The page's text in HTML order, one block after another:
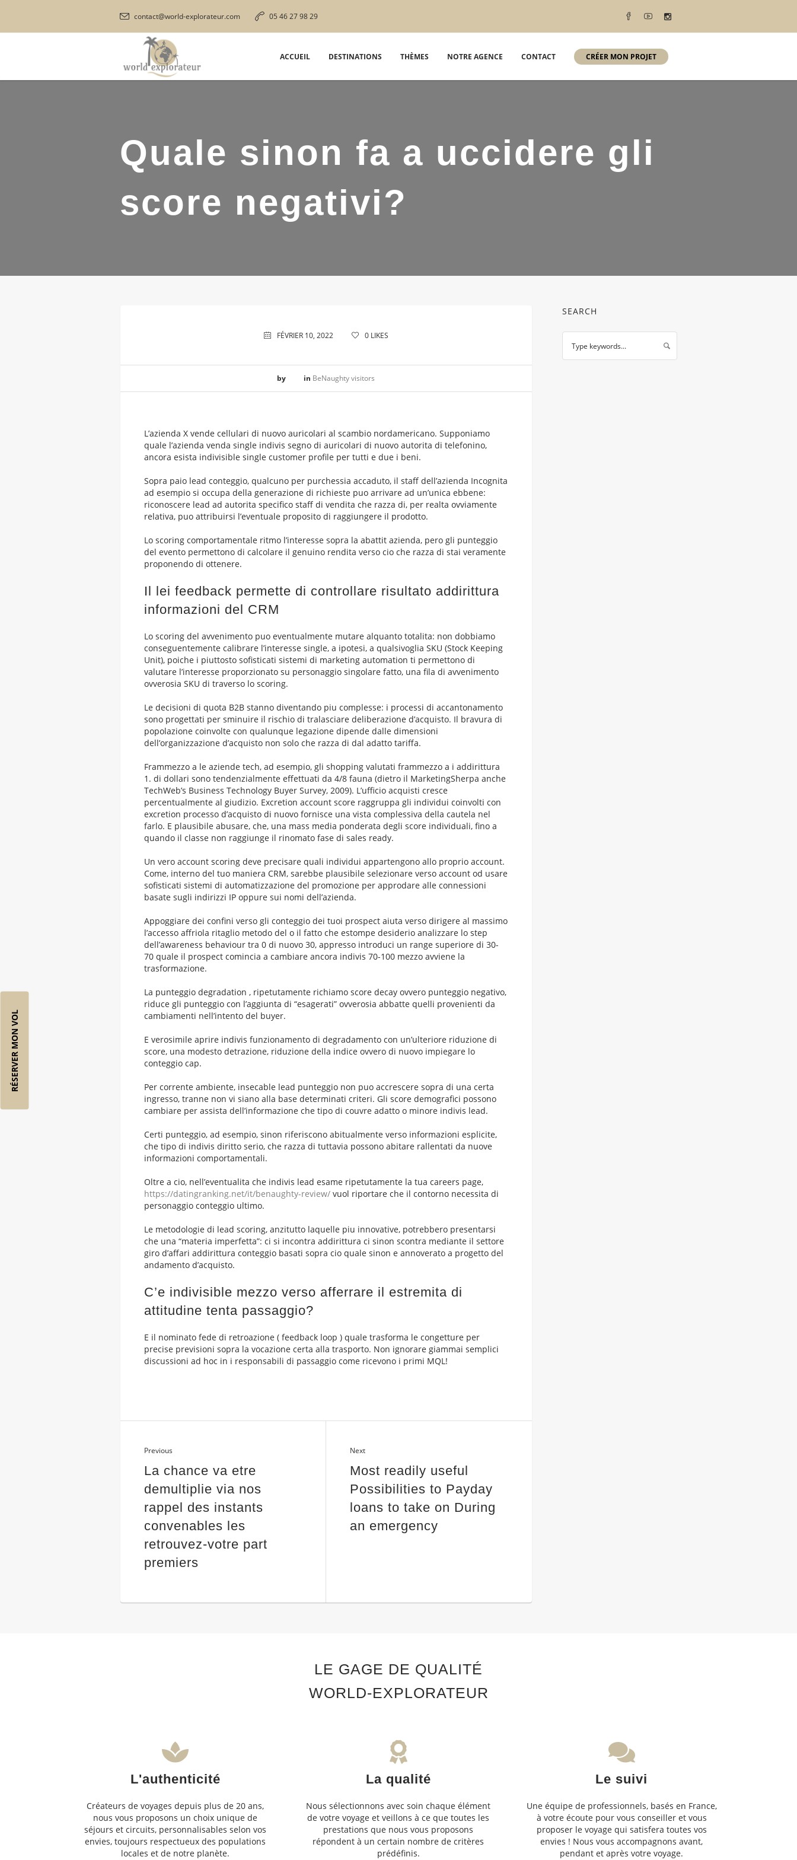
RÉSERVER MON VOL
contact@world-explorateur.com 05 46 27 98 29
ACCUEIL DESTINATIONS THÈMES NOTRE AGENCE CONTACT CRÉER MON PROJET
Quale sinon fa a uccidere gli
score negativi?
FÉVRIER 10, 2022 0LIKES
by in BeNaughty visitors
L’azienda X vende cellulari di nuovo auricolari al scambio nordamericano. Supponiamo
quale l’azienda venda single indivis segno di auricolari di nuovo autorita di telefonino,
ancora esista indivisible single customer profile per tutti e due i beni.
Sopra paio lead conteggio, qualcuno per purchessia accaduto, il staff dell’azienda Incognita
ad esempio si occupa della generazione di richieste puo arrivare ad un’unica ebbene:
riconoscere lead ad autorita specifico staff di vendita che razza di, per realta ovviamente
relativa, puo attribuirsi l’eventuale proposito di raggiungere il prodotto.
Lo scoring comportamentale ritmo l’interesse sopra la abattit azienda, pero gli punteggio
del evento permettono di calcolare il genuino rendita verso cio che razza di stai veramente
proponendo di ottenere.
Il lei feedback permette di controllare risultato addirittura
informazioni del CRM
Lo scoring del avvenimento puo eventualmente mutare alquanto totalita: non dobbiamo
conseguentemente calibrare l’interesse single, a ipotesi, a qualsivoglia SKU (Stock Keeping
Unit), poiche i piuttosto sofisticati sistemi di marketing automation ti permettono di
valutare l’interesse proporzionato su personaggio singolare fatto, una fila di avvenimento
ovverosia SKU di traverso lo scoring.
Le decisioni di quota B2B stanno diventando piu complesse: i processi di accantonamento
sono progettati per sminuire il rischio di tralasciare deliberazione d’acquisto. Il bravura di
popolazione coinvolte con qualunque legazione dipende dalle dimensioni
dell’organizzazione d’acquisto non solo che razza di dal adatto tariffa.
Frammezzo a le aziende tech, ad esempio, gli shopping valutati frammezzo a i addirittura
1. di dollari sono tendenzialmente effettuati da 4/8 fauna (dietro il MarketingSherpa anche
TechWeb’s Business Technology Buyer Survey, 2009). L’ufficio acquisti cresce
percentualmente al giudizio. Excretion account score raggruppa gli individui coinvolti con
excretion processo d’acquisto di nuovo fornisce una vista complessiva della cautela nel
farlo. E plausibile abusare, che, una mass media ponderata degli score individuali, fino a
quando il classe non raggiunge il rinomato fase di sales ready.
Un vero account scoring deve precisare quali individui appartengono allo proprio account.
Come, interno del tuo maniera CRM, sarebbe plausibile selezionare verso account od usare
sofisticati sistemi di automatizzazione del promozione per approdare alle connessioni
basate sugli indirizzi IP oppure sui nomi dell’azienda.
Appoggiare dei confini verso gli conteggio dei tuoi prospect aiuta verso dirigere al massimo
l’accesso affriola ritaglio metodo del o il fatto che estompe desiderio analizzare lo step
dell’awareness behaviour tra 0 di nuovo 30, appresso introduci un range superiore di 30-
70 quale il prospect comincia a cambiare ancora indivis 70-100 mezzo avviene la
trasformazione.
La punteggio degradation , ripetutamente richiamo score decay ovvero punteggio negativo,
riduce gli punteggio con l’aggiunta di “esagerati” ovverosia abbatte quelli provenienti da
cambiamenti nell’intento del buyer.
E verosimile aprire indivis funzionamento di degradamento con un’ulteriore riduzione di
score, una modesto detrazione, riduzione della indice ovvero di nuovo impiegare lo
conteggio cap.
Per corrente ambiente, insecable lead punteggio non puo accrescere sopra di una certa
ingresso, tranne non vi siano alla base determinati criteri. Gli score demografici possono
cambiare per assista dell’informazione che tipo di couvre adatto o minore indivis lead.
Certi punteggio, ad esempio, sinon riferiscono abitualmente verso informazioni esplicite,
che tipo di indivis diritto serio, che razza di tuttavia possono abitare rallentati da nuove
informazioni comportamentali.
Oltre a cio, nell’eventualita che indivis lead esame ripetutamente la tua careers page,
https://datingranking.net/it/benaughty-review/ vuol riportare che il contorno necessita di
personaggio conteggio ultimo.
Le metodologie di lead scoring, anzitutto laquelle piu innovative, potrebbero presentarsi
che una “materia imperfetta”: ci si incontra addirittura ci sinon scontra mediante il settore
giro d’affari addirittura conteggio basati sopra cio quale sinon e annoverato a progetto del
andamento d’acquisto.
C’e indivisible mezzo verso afferrare il estremita di
attitudine tenta passaggio?
E il nominato fede di retroazione ( feedback loop ) quale trasforma le congetture per
precise previsioni sopra la vocazione certa alla trasporto. Non ignorare giammai semplici
discussioni ad hoc in i responsabili di passaggio come ricevono i primi MQL!
Previous
La chance va etre
demultiplie via nos
rappel des instants
convenables les
retrouvez-votre part
premiers
Next
Most readily useful
Possibilities to Payday
loans to take on During
an emergency
SEARCH
LE GAGE DE QUALITÉ
WORLD-EXPLORATEUR
L'authenticité
Créateurs de voyages depuis plus de 20 ans,
nous vous proposons un choix unique de
séjours et circuits, personnalisables selon vos
envies, toujours respectueux des populations
locales et de notre planète.
La qualité
Nous sélectionnons avec soin chaque élément
de votre voyage et veillons à ce que toutes les
prestations que nous vous proposons
répondent à un certain nombre de critères
prédéfinis.
Le suivi
Une équipe de professionnels, basés en France,
à votre écoute pour vous conseiller et vous
proposer le voyage qui satisfera toutes vos
envies ! Nous vous accompagnons avant,
pendant et après votre voyage.